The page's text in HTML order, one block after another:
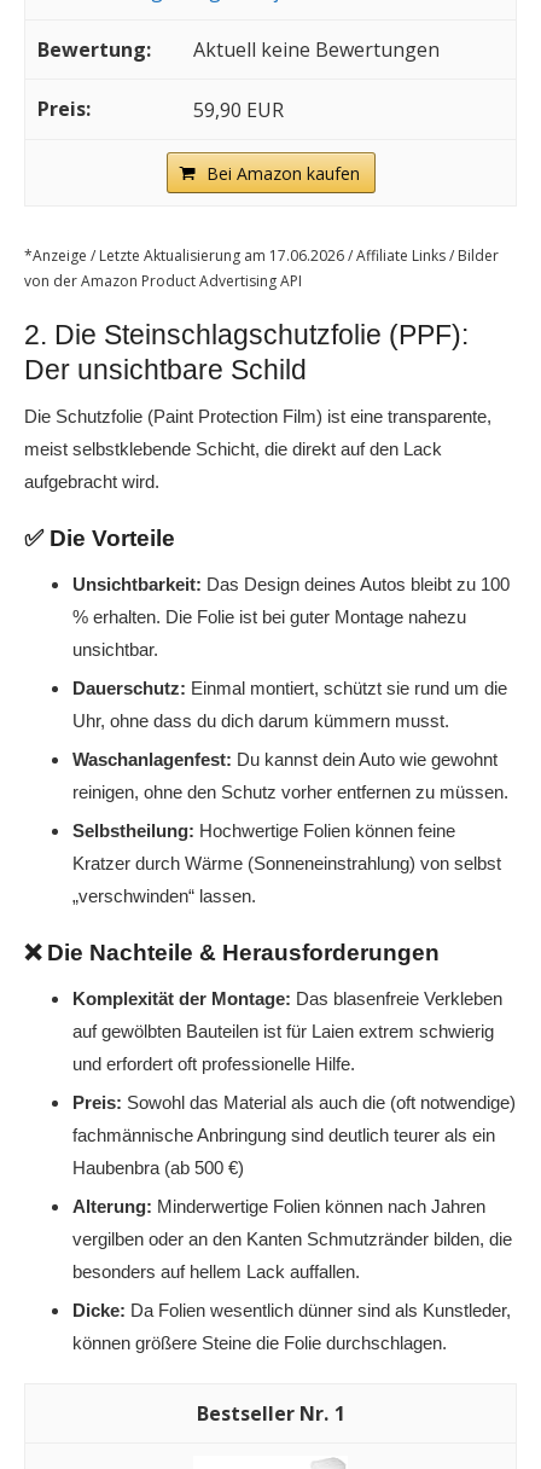
Aktuell keine Bewertungen
59,90 EUR
Bei Amazon kaufen
*Anzeige / Letzte Aktualisierung am 17.06.2026 / Affiliate Links / Bilder
von der Amazon Product Advertising API
2. Die Steinschlagschutzfolie (PPF):
Der unsichtbare Schild
Die Schutzfolie (Paint Protection Film) ist eine transparente,
meist selbstklebende Schicht, die direkt auf den Lack
aufgebracht wird.
✅ Die Vorteile
Unsichtbarkeit: Das Design deines Autos bleibt zu 100
% erhalten. Die Folie ist bei guter Montage nahezu
unsichtbar.
Dauerschutz: Einmal montiert, schützt sie rund um die
Uhr, ohne dass du dich darum kümmern musst.
Waschanlagenfest: Du kannst dein Auto wie gewohnt
reinigen, ohne den Schutz vorher entfernen zu müssen.
Selbstheilung: Hochwertige Folien können feine
Kratzer durch Wärme (Sonneneinstrahlung) von selbst
„verschwinden“ lassen.
❌ Die Nachteile & Herausforderungen
Komplexität der Montage: Das blasenfreie Verkleben
auf gewölbten Bauteilen ist für Laien extrem schwierig
und erfordert oft professionelle Hilfe.
Preis: Sowohl das Material als auch die (oft notwendige)
fachmännische Anbringung sind deutlich teurer als ein
Haubenbra (ab 500 €)
Alterung: Minderwertige Folien können nach Jahren
vergilben oder an den Kanten Schmutzränder bilden, die
besonders auf hellem Lack auffallen.
Dicke: Da Folien wesentlich dünner sind als Kunstleder,
können größere Steine die Folie durchschlagen.
1